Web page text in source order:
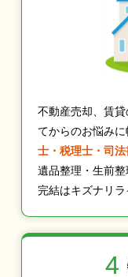
不動産売却、賃
てからのお悩みに
士・税理士・司法
遺品整理・生前
完結はキズナリラ
4